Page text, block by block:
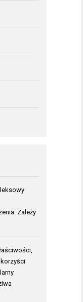
Zależy